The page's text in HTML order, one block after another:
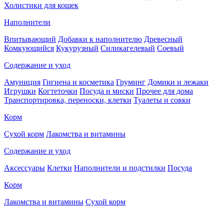
Холистики для кошек
Наполнители
Впитывающий Добавки к наполнителю Древесный
Комкующийся Кукурузный Силикагелевый Соевый
Содержание и уход
Амуниция Гигиена и косметика Груминг Домики и лежаки
Игрушки Когтеточки Посуда и миски Прочее для дома
Транспортировка, переноски, клетки Туалеты и совки
Корм
Сухой корм Лакомства и витамины
Содержание и уход
Аксессуары Клетки Наполнители и подстилки Посуда
Корм
Лакомства и витамины Сухой корм